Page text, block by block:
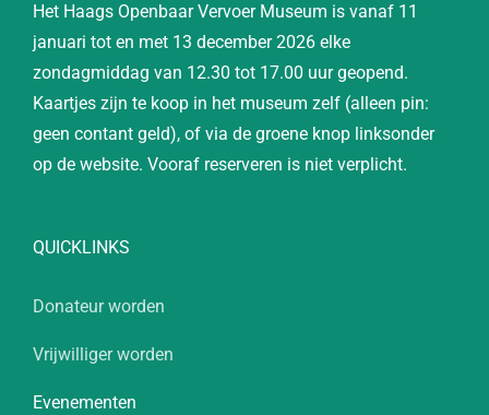
Het Haags Openbaar Vervoer Museum is vanaf 11
januari tot en met 13 december 2026 elke
zondagmiddag van 12.30 tot 17.00 uur geopend.
Kaartjes zijn te koop in het museum zelf (alleen pin:
geen contant geld), of via de groene knop linksonder
op de website. Vooraf reserveren is niet verplicht.
QUICKLINKS
Donateur worden
Vrijwilliger worden
Evenementen